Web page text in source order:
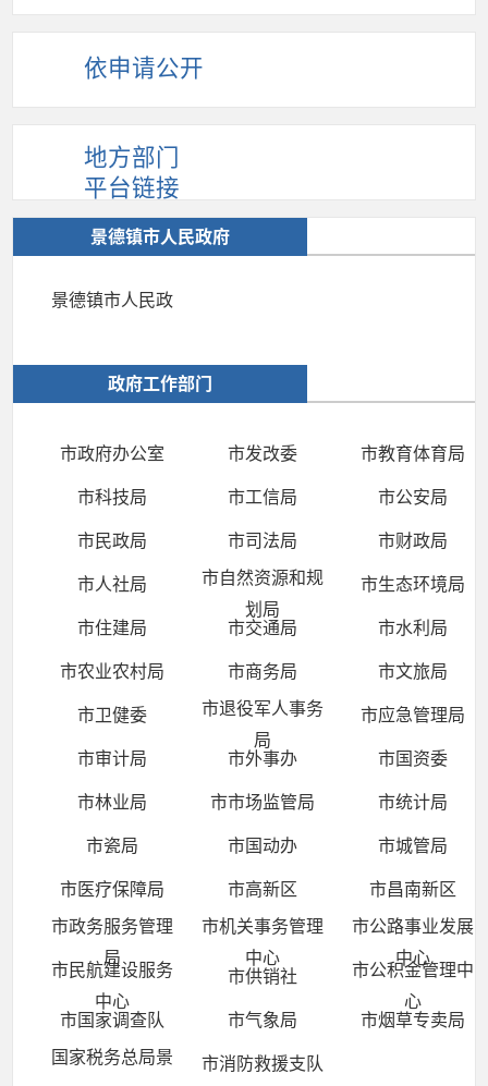
依申请公开
地方部门
平台链接
景德镇市人民政府
景德镇市人民政
政府工作部门
市政府办公室 市发改委
市教育体育局
市科技局
市工信局
市公安局
市民政局
市司法局
市财政局
市人社局
市自然资源和规
划局
市生态环境局
市住建局
市交通局
市水利局
市农业农村局
市商务局
市文旅局
市卫健委
市退役军人事务
局
市应急管理局
市审计局
市外事办
市国资委
市林业局
市市场监管局
市统计局
市瓷局
市国动办
市城管局
市医疗保障局
市高新区
市昌南新区
市政务服务管理
局
市机关事务管理
中心
市公路事业发展
中心
市民航建设服务
中心
市供销社
市公积金管理中
心
市国家调查队
市气象局
市烟草专卖局
国家税务总局景
市消防救援支队